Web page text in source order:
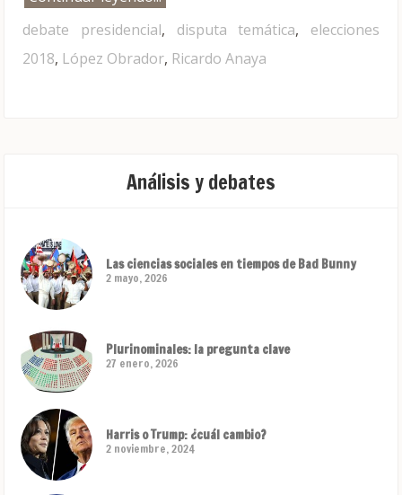
debate presidencial, disputa temática, elecciones
2018, López Obrador, Ricardo Anaya
Análisis y debates
Las ciencias sociales en tiempos de Bad Bunny
2 mayo, 2026
Plurinominales: la pregunta clave
27 enero, 2026
Harris o Trump: ¿cuál cambio?
2 noviembre, 2024